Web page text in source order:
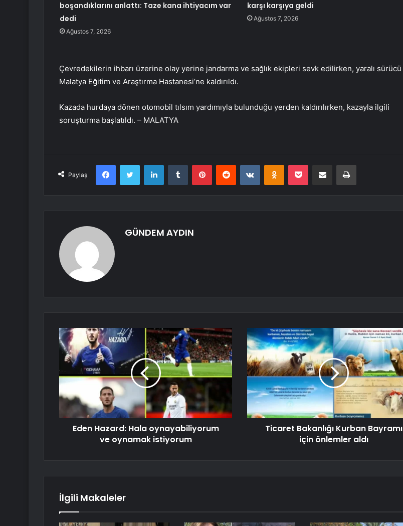
boşandıklarını anlattı: Taze kana ihtiyacım var
dedi
Ağustos 7, 2026
karşı karşıya geldi
Ağustos 7, 2026
Çevredekilerin ihbarı üzerine olay yerine jandarma ve sağlık ekipleri sevk edilirken, yaralı sürücü
Malatya Eğitim ve Araştırma Hastanesi’ne kaldırıldı.
Kazada hurdaya dönen otomobil tılsım yardımıyla bulunduğu yerden kaldırılırken, kazayla ilgili
soruşturma başlatıldı. – MALATYA
Paylaş
FacebookTwitter LinkedInTumblr PinterestReddit VKontakteOdnoklassniki
Pocket E-Posta ile paylaş Yazdır
GÜNDEM AYDIN
Eden Hazard: Hala oynayabiliyorum
ve oynamak istiyorum
Ticaret Bakanlığı Kurban Bayramı
için önlemler aldı
İlgili Makaleler